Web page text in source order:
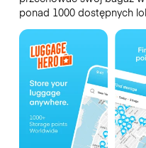
ponad 1000 dostępnych